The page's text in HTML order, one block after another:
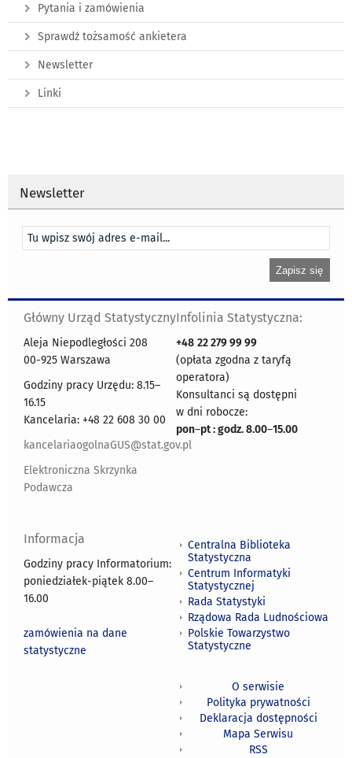
Pytania i zamówienia
Sprawdź tożsamość ankietera
Newsletter
Linki
Newsletter
Główny Urząd Statystyczny
Aleja Niepodległości 208
00-925 Warszawa
Godziny pracy Urzędu: 8.15–
16.15
Kancelaria: +48 22 608 30 00
kancelariaogolnaGUS@stat.gov.pl
Elektroniczna Skrzynka
Podawcza
Infolinia Statystyczna:
+48 22 279 99 99
(opłata zgodna z taryfą
operatora)
Konsultanci są dostępni
w dni robocze:
pon–pt : godz. 8.00–15.00
Informacja
Godziny pracy Informatorium:
poniedziałek-piątek 8.00–
16.00
zamówienia na dane
statystyczne
Centralna Biblioteka
Statystyczna
Centrum Informatyki
Statystycznej
Rada Statystyki
Rządowa Rada Ludnościowa
Polskie Towarzystwo
Statystyczne
O serwisie
Polityka prywatności
Deklaracja dostępności
Mapa Serwisu
RSS